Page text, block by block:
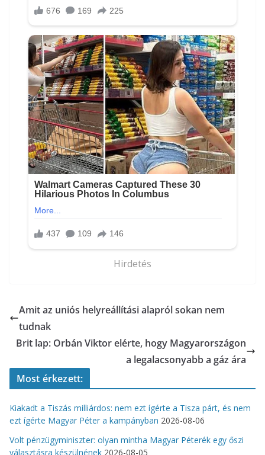
Hirdetés
Amit az uniós helyreállítási alapról sokan nem
tudnak
Brit lap: Orbán Viktor elérte, hogy Magyarországon
a legalacsonyabb a gáz ára
Most érkezett:
Kiakadt a Tiszás milliárdos: nem ezt ígérte a Tisza párt, és nem
ezt ígérte Magyar Péter a kampányban 2026-08-06
Volt pénzügyminiszter: olyan mintha Magyar Péterék egy őszi
választásra készülnének 2026-08-05